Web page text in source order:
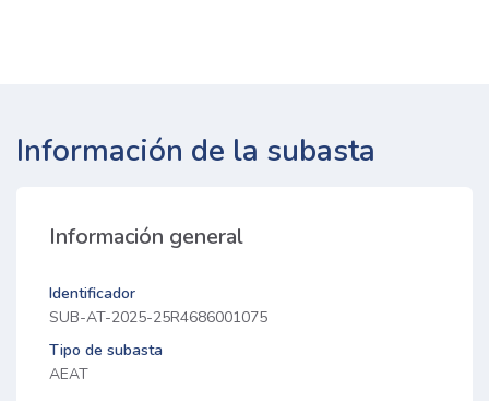
Información de la subasta
Información general
Identificador
SUB-AT-2025-25R4686001075
Tipo de subasta
AEAT